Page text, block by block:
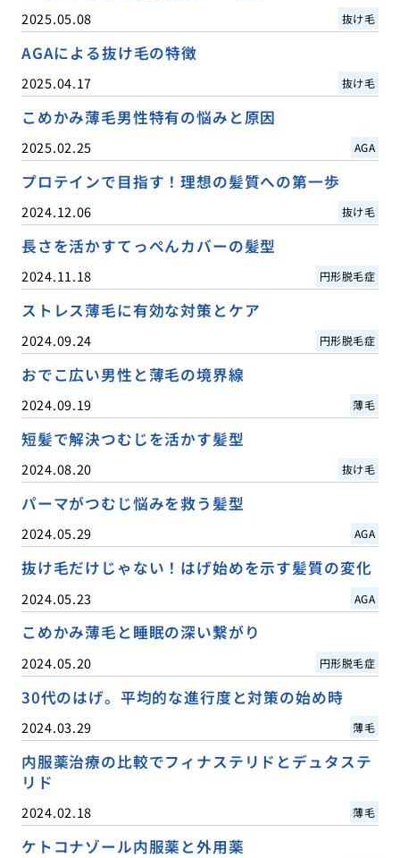
2025.05.08 抜け毛
AGAによる抜け毛の特徴
2025.04.17 抜け毛
こめかみ薄毛男性特有の悩みと原因
2025.02.25 AGA
プロテインで目指す！理想の髪質への第一歩
2024.12.06 抜け毛
長さを活かすてっぺんカバーの髪型
2024.11.18 円形脱毛症
ストレス薄毛に有効な対策とケア
2024.09.24 円形脱毛症
おでこ広い男性と薄毛の境界線
2024.09.19 薄毛
短髪で解決つむじを活かす髪型
2024.08.20 抜け毛
パーマがつむじ悩みを救う髪型
2024.05.29 AGA
抜け毛だけじゃない！はげ始めを示す髪質の変化
2024.05.23 AGA
こめかみ薄毛と睡眠の深い繋がり
2024.05.20 円形脱毛症
30代のはげ。平均的な進行度と対策の始め時
2024.03.29 薄毛
内服薬治療の比較でフィナステリドとデュタステ
リド
2024.02.18 薄毛
ケトコナゾール内服薬と外用薬